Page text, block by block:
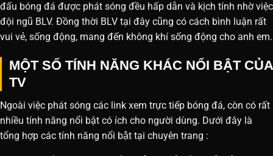
đấu bóng đá được phát sóng đều hấp dẫn và kịch tính nhờ việc
đội ngũ BLV. Đồng thời BLV tại đây cũng có cách bình luận rất
vui vẻ, sống động, mang đến không khí sống động cho anh em.
MỘT SỐ TÍNH NĂNG KHÁC NỔI BẬT CỦA
TV
Ngoài việc phát sóng các link xem trực tiếp bóng đá, còn có rất
nhiều tính năng nổi bật có ích cho người dùng. Dưới đây là
tổng hợp các tính năng nổi bật tại chuyên trang :